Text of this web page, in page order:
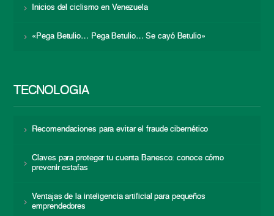
Inicios del ciclismo en Venezuela
«Pega Betulio… Pega Betulio… Se cayó Betulio»
TECNOLOGÍA
Recomendaciones para evitar el fraude cibernético
Claves para proteger tu cuenta Banesco: conoce cómo
prevenir estafas
Ventajas de la inteligencia artificial para pequeños
emprendedores